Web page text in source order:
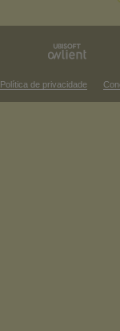
Política de privacidade